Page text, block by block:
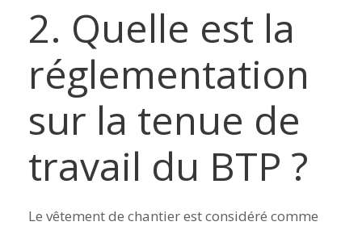
2. Quelle est la
réglementation
sur la tenue de
travail du BTP ?
Le vêtement de chantier est considéré comme